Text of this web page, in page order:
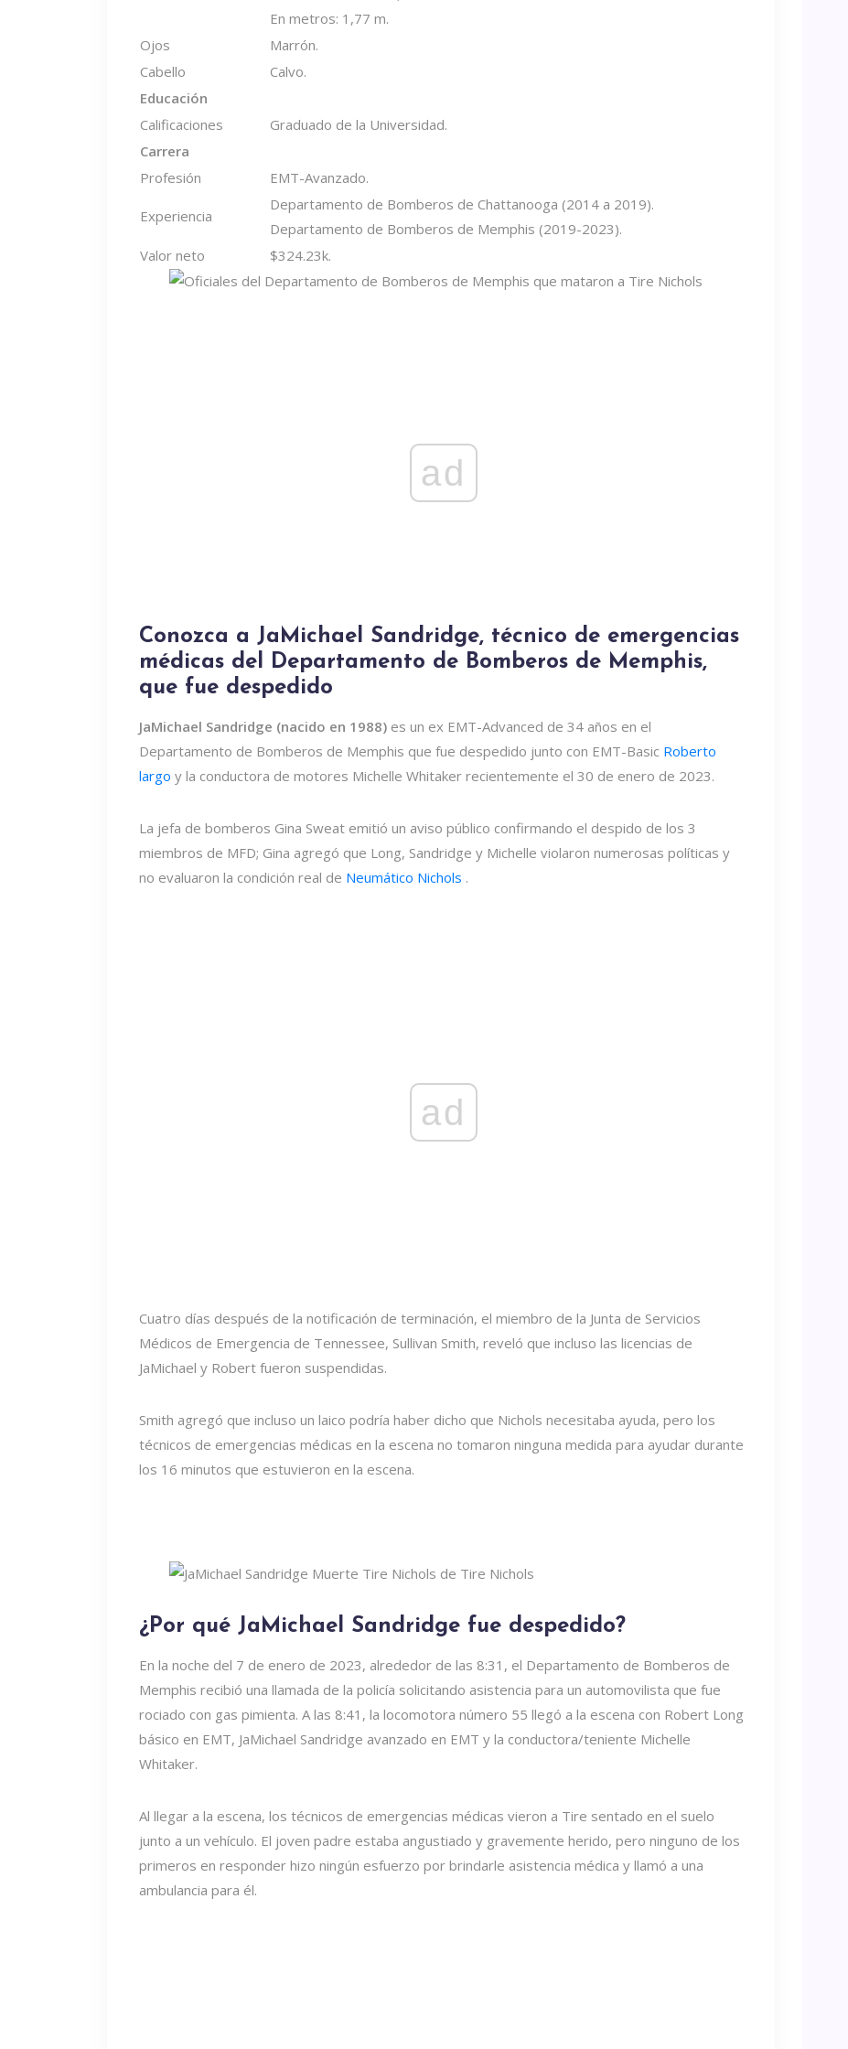
En metros: 1,77 m.
Ojos
Marrón.
Cabello
Calvo.
Educación
Calificaciones
Graduado de la Universidad.
Carrera
Profesión
EMT-Avanzado.
Experiencia
Departamento de Bomberos de Chattanooga (2014 a 2019).
Departamento de Bomberos de Memphis (2019-2023).
Valor neto
$324.23k.
ad
Conozca a JaMichael Sandridge, técnico de emergencias
médicas del Departamento de Bomberos de Memphis,
que fue despedido
JaMichael Sandridge (nacido en 1988) es un ex EMT-Advanced de 34 años en el
Departamento de Bomberos de Memphis que fue despedido junto con EMT-Basic Roberto
largo y la conductora de motores Michelle Whitaker recientemente el 30 de enero de 2023.
La jefa de bomberos Gina Sweat emitió un aviso público confirmando el despido de los 3
miembros de MFD; Gina agregó que Long, Sandridge y Michelle violaron numerosas políticas y
no evaluaron la condición real de Neumático Nichols .
ad
Cuatro días después de la notificación de terminación, el miembro de la Junta de Servicios
Médicos de Emergencia de Tennessee, Sullivan Smith, reveló que incluso las licencias de
JaMichael y Robert fueron suspendidas.
Smith agregó que incluso un laico podría haber dicho que Nichols necesitaba ayuda, pero los
técnicos de emergencias médicas en la escena no tomaron ninguna medida para ayudar durante
los 16 minutos que estuvieron en la escena.
¿Por qué JaMichael Sandridge fue despedido?
En la noche del 7 de enero de 2023, alrededor de las 8:31, el Departamento de Bomberos de
Memphis recibió una llamada de la policía solicitando asistencia para un automovilista que fue
rociado con gas pimienta. A las 8:41, la locomotora número 55 llegó a la escena con Robert Long
básico en EMT, JaMichael Sandridge avanzado en EMT y la conductora/teniente Michelle
Whitaker.
Al llegar a la escena, los técnicos de emergencias médicas vieron a Tire sentado en el suelo
junto a un vehículo. El joven padre estaba angustiado y gravemente herido, pero ninguno de los
primeros en responder hizo ningún esfuerzo por brindarle asistencia médica y llamó a una
ambulancia para él.